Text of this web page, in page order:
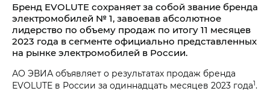
Бренд EVOLUTE сохраняет за собой звание бренда
электромобилей № 1, завоевав абсолютное
лидерство по объему продаж по итогу 11 месяцев
2023 года в сегменте официально представленных
на рынке электромобилей в России.
АО ЭВИА объявляет о результатах продаж бренда
EVOLUTE в России за одиннадцать месяцев 2023 года1.